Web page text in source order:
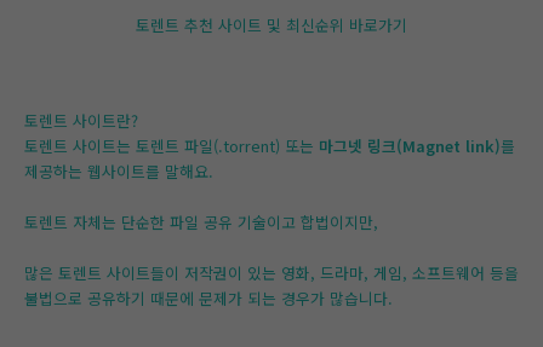
토렌트 추천 사이트 및 최신순위 바로가기
토렌트 사이트란?
토렌트 사이트는 토렌트 파일(.torrent) 또는 마그넷 링크(Magnet link)를
제공하는 웹사이트를 말해요.
토렌트 자체는 단순한 파일 공유 기술이고 합법이지만,
많은 토렌트 사이트들이 저작권이 있는 영화, 드라마, 게임, 소프트웨어 등을
불법으로 공유하기 때문에 문제가 되는 경우가 많습니다.